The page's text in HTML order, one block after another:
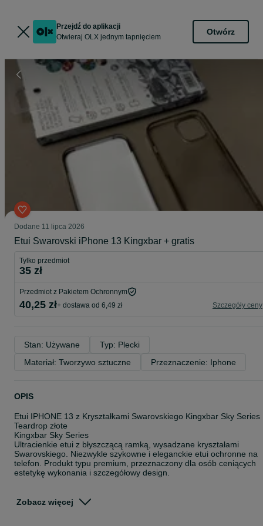
Przejdź do aplikacji
Otwieraj OLX jednym tapnięciem
Otwórz
Dodane 11 lipca 2026
Etui Swarovski iPhone 13 Kingxbar + gratis
Tylko przedmiot
35 zł
Przedmiot z Pakietem Ochronnym
40,25 zł+ dostawa od 6,49 zł Szczegóły ceny
Stan: Używane
Typ: Plecki
Materiał: Tworzywo sztuczne
Przeznaczenie: Iphone
OPIS
Etui IPHONE 13 z Kryształkami Swarovskiego Kingxbar Sky Series
Teardrop złote
Kingxbar Sky Series
Ultracienkie etui z błyszczącą ramką, wysadzane kryształami
Swarovskiego. Niezwykle szykowne i eleganckie etui ochronne na
telefon. Produkt typu premium, przeznaczony dla osób ceniących
estetykę wykonania i szczegółowy design.
Transparentny design, błyszcząca ramka i oryginalne kryształy
Zobacz więcej